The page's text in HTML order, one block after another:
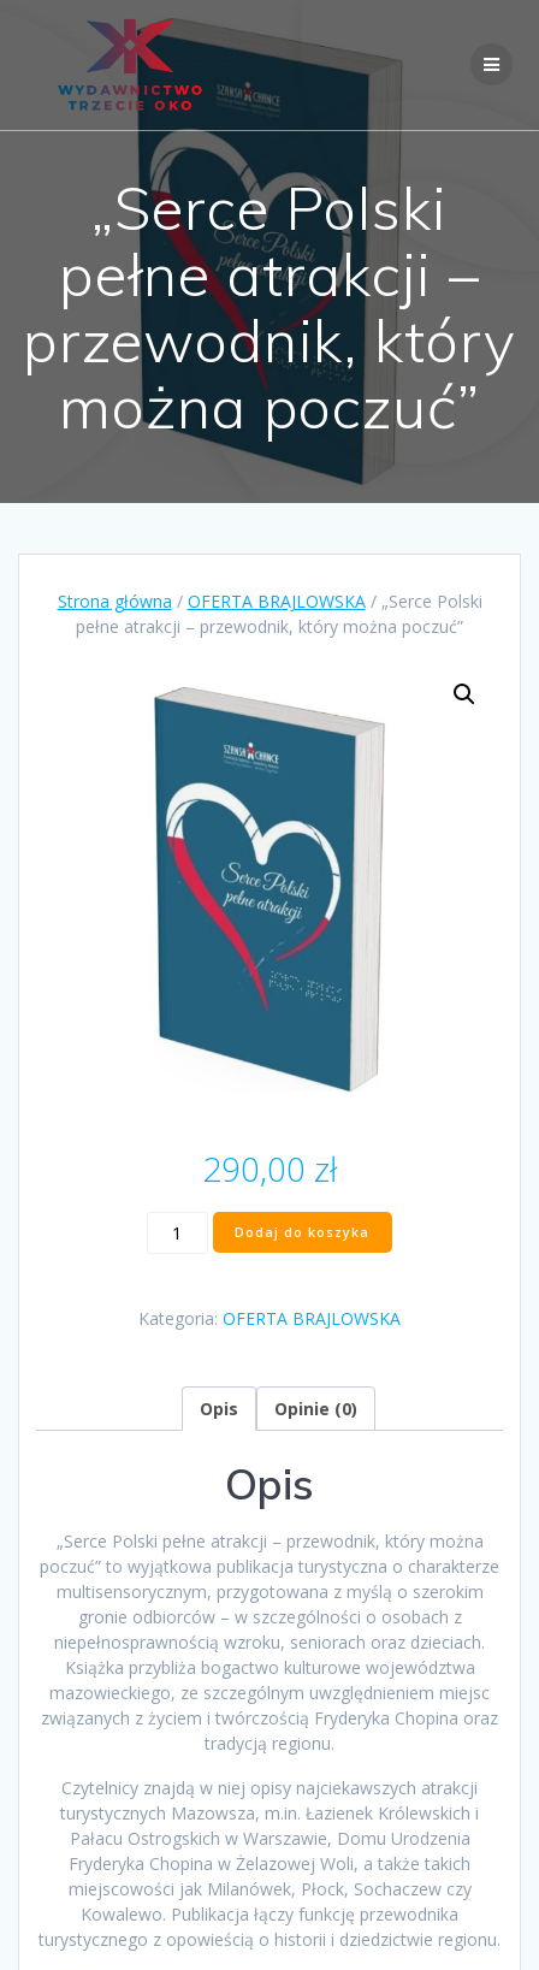
to
content
„Serce Polski
pełne atrakcji –
przewodnik, który
można poczuć”
Strona główna / OFERTA BRAJLOWSKA/ „Serce Polski
pełne atrakcji – przewodnik, który można poczuć”
290,00 zł
ilość
„Serce
atrakcji
który
można
Dodaj do koszyka
Kategoria: OFERTA BRAJLOWSKA
Opis Opinie (0)
Opis
„Serce Polski pełne atrakcji – przewodnik, który można
poczuć” to wyjątkowa publikacja turystyczna o charakterze
multisensorycznym, przygotowana z myślą o szerokim
gronie odbiorców – w szczególności o osobach z
niepełnosprawnością wzroku, seniorach oraz dzieciach.
Książka przybliża bogactwo kulturowe województwa
mazowieckiego, ze szczególnym uwzględnieniem miejsc
związanych z życiem i twórczością Fryderyka Chopina oraz
tradycją regionu.
Czytelnicy znajdą w niej opisy najciekawszych atrakcji
turystycznych Mazowsza, m.in. Łazienek Królewskich i
Pałacu Ostrogskich w Warszawie, Domu Urodzenia
Fryderyka Chopina w Żelazowej Woli, a także takich
miejscowości jak Milanówek, Płock, Sochaczew czy
Kowalewo. Publikacja łączy funkcję przewodnika
turystycznego z opowieścią o historii i dziedzictwie regionu.